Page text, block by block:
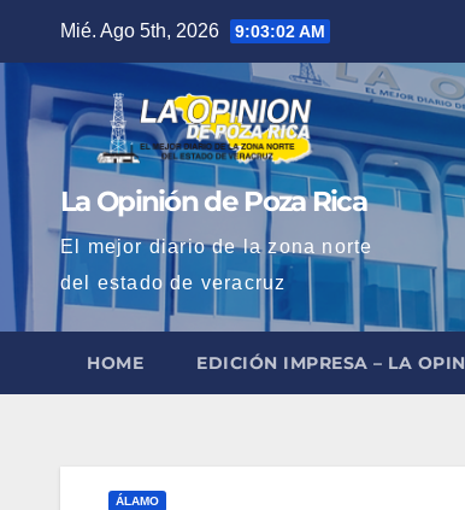
contenido
Mié. Ago 5th, 2026 9:03:03 AM
La Opinión de Poza Rica
El mejor diario de la zona norte
del estado de veracruz
HOME EDICIÓN IMPRESA – LA
ÁLAMO